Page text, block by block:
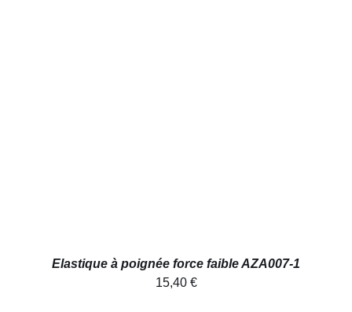
Elastique à poignée force faible AZA007-1
15,40 €